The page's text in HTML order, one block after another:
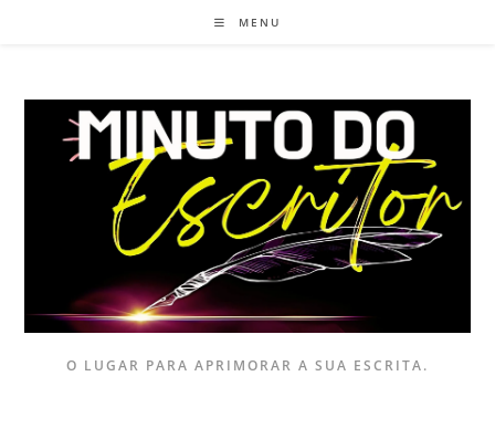
MENU
O LUGAR PARA APRIMORAR A SUA ESCRITA.